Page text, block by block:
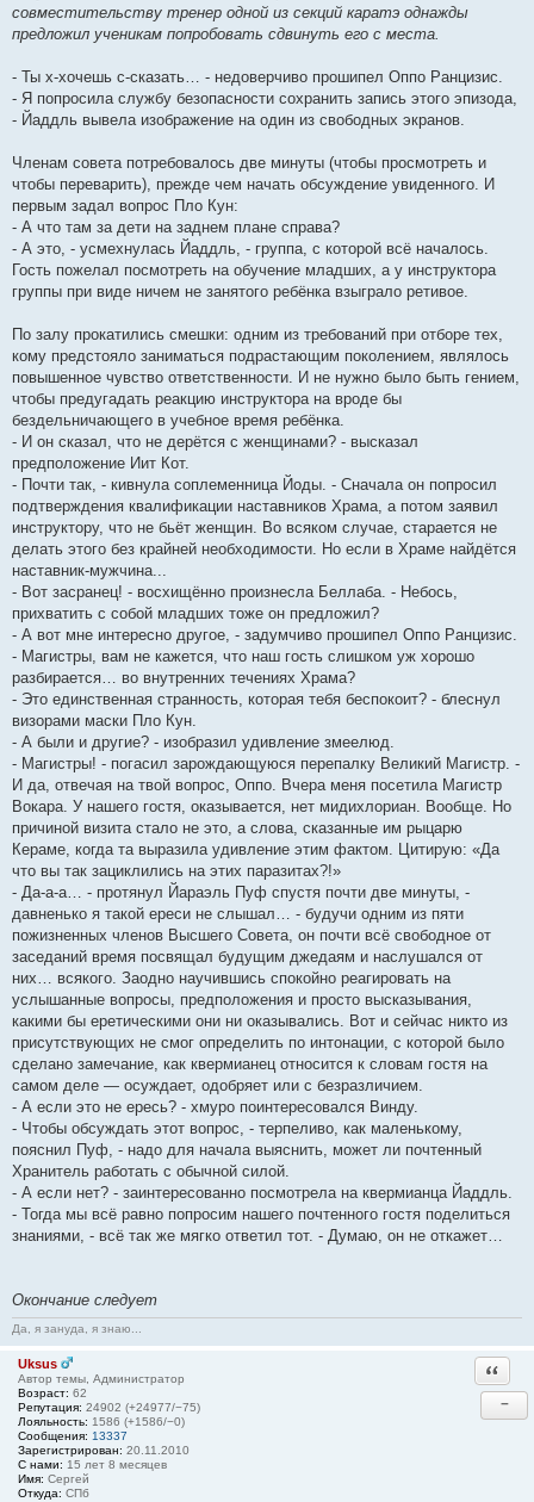
совместительству тренер одной из секций каратэ однажды
предложил ученикам попробовать сдвинуть его с места.
- Ты х-хочешь с-сказать… - недоверчиво прошипел Оппо Ранцизис.
- Я попросила службу безопасности сохранить запись этого эпизода,
- Йаддль вывела изображение на один из свободных экранов.
Членам совета потребовалось две минуты (чтобы просмотреть и
чтобы переварить), прежде чем начать обсуждение увиденного. И
первым задал вопрос Пло Кун:
- А что там за дети на заднем плане справа?
- А это, - усмехнулась Йаддль, - группа, с которой всё началось.
Гость пожелал посмотреть на обучение младших, а у инструктора
группы при виде ничем не занятого ребёнка взыграло ретивое.
По залу прокатились смешки: одним из требований при отборе тех,
кому предстояло заниматься подрастающим поколением, являлось
повышенное чувство ответственности. И не нужно было быть гением,
чтобы предугадать реакцию инструктора на вроде бы
бездельничающего в учебное время ребёнка.
- И он сказал, что не дерётся с женщинами? - высказал
предположение Иит Кот.
- Почти так, - кивнула соплеменница Йоды. - Сначала он попросил
подтверждения квалификации наставников Храма, а потом заявил
инструктору, что не бьёт женщин. Во всяком случае, старается не
делать этого без крайней необходимости. Но если в Храме найдётся
наставник-мужчина...
- Вот засранец! - восхищённо произнесла Беллаба. - Небось,
прихватить с собой младших тоже он предложил?
- А вот мне интересно другое, - задумчиво прошипел Оппо Ранцизис.
- Магистры, вам не кажется, что наш гость слишком уж хорошо
разбирается… во внутренних течениях Храма?
- Это единственная странность, которая тебя беспокоит? - блеснул
визорами маски Пло Кун.
- А были и другие? - изобразил удивление змеелюд.
- Магистры! - погасил зарождающуюся перепалку Великий Магистр. -
И да, отвечая на твой вопрос, Оппо. Вчера меня посетила Магистр
Вокара. У нашего гостя, оказывается, нет мидихлориан. Вообще. Но
причиной визита стало не это, а слова, сказанные им рыцарю
Кераме, когда та выразила удивление этим фактом. Цитирую: «Да
что вы так зациклились на этих паразитах?!»
- Да-а-а… - протянул Йараэль Пуф спустя почти две минуты, -
давненько я такой ереси не слышал… - будучи одним из пяти
пожизненных членов Высшего Совета, он почти всё свободное от
заседаний время посвящал будущим джедаям и наслушался от
них… всякого. Заодно научившись спокойно реагировать на
услышанные вопросы, предположения и просто высказывания,
какими бы еретическими они ни оказывались. Вот и сейчас никто из
присутствующих не смог определить по интонации, с которой было
сделано замечание, как квермианец относится к словам гостя на
самом деле — осуждает, одобряет или с безразличием.
- А если это не ересь? - хмуро поинтересовался Винду.
- Чтобы обсуждать этот вопрос, - терпеливо, как маленькому,
пояснил Пуф, - надо для начала выяснить, может ли почтенный
Хранитель работать с обычной силой.
- А если нет? - заинтересованно посмотрела на квермианца Йаддль.
- Тогда мы всё равно попросим нашего почтенного гостя поделиться
знаниями, - всё так же мягко ответил тот. - Думаю, он не откажет…
Окончание следует
Да, я зануда, я знаю...
Uksus
Автор темы, Администратор
Возраст: 62
Репутация: 24902 (+24977/−75)
Лояльность: 1586 (+1586/−0)
Сообщения: 13337
Зарегистрирован: 20.11.2010
С нами: 15 лет 8 месяцев
Имя: Сергей
Откуда: СПб
−